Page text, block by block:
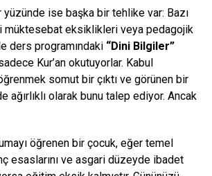
ise başka bir tehlike var: Bazı
müktesebat eksiklikleri veya pedagojik
ders programındaki “Dini Bilgiler”
Kur’an okutuyorlar. Kabul
somut bir çıktı ve görünen bir
ağırlıklı olarak bunu talep ediyor. Ancak
öğrenen bir çocuk, eğer temel
esaslarını ve asgari düzeyde ibadet